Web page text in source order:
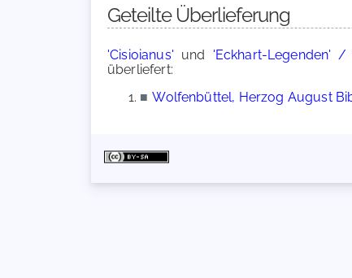
Geteilte Überlieferung
'Cisioianus' und 'Eckhart-Legenden'
überliefert:
■ Wolfenbüttel, Herzog August